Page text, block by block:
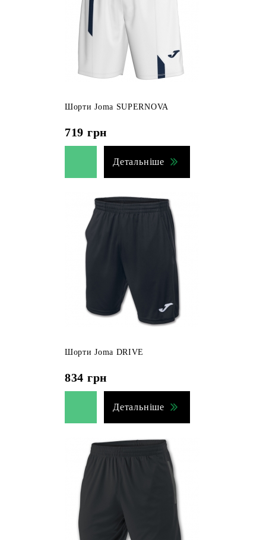
Шорти Joma SUPERNOVA
719 грн
Детальніше
Шорти Joma DRIVE
834 грн
Детальніше